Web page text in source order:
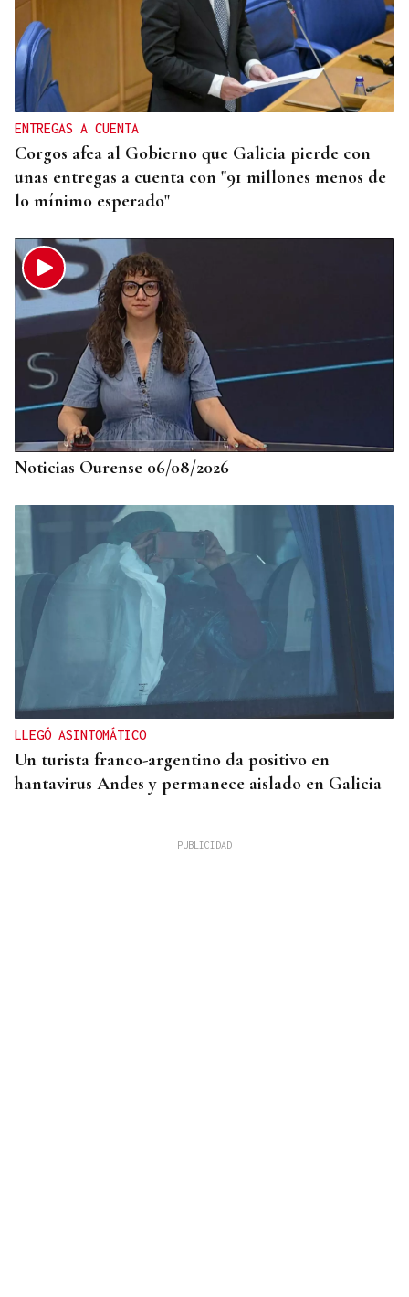
CONCIERTO EN PARÍS
La música de Vigo conquista París con una misa
solemne y dos memorables conciertos
ENTREGAS A CUENTA
Corgos afea al Gobierno que Galicia pierde con
unas entregas a cuenta con "91 millones menos de
lo mínimo esperado"
Noticias Ourense 06/08/2026
LLEGÓ ASINTOMÁTICO
Un turista franco-argentino da positivo en
hantavirus Andes y permanece aislado en Galicia